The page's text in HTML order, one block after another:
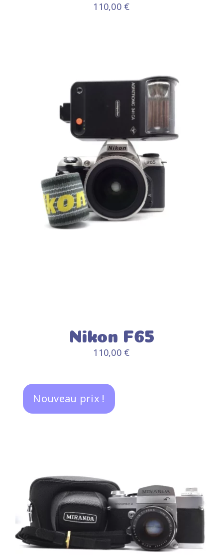
110,00 €
Nikon F65
110,00 €
Nouveau prix !